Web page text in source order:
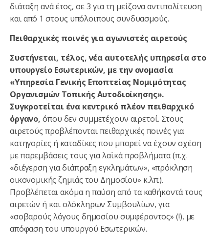
διάταξη ανά έτος, σε 3 για τη μείζονα αντιπολίτευση
και από 1 στους υπόλοιπους συνδυασμούς.
Πειθαρχικές ποινές για αγωνιστές αιρετούς
Συστήνεται, τέλος, νέα αυτοτελής υπηρεσία στο
υπουργείο Εσωτερικών, με την ονομασία
«Υπηρεσία Γενικής Εποπτείας Νομιμότητας
Οργανισμών Τοπικής Αυτοδιοίκησης».
Συγκροτείται ένα κεντρικό πλέον πειθαρχικό
όργανο, όπου δεν συμμετέχουν αιρετοί. Στους
αιρετούς προβλέπονται πειθαρχικές ποινές για
κατηγορίες ή καταδίκες που μπορεί να έχουν σχέση
με παρεμβάσεις τους για λαϊκά προβλήματα (π.χ.
«διέγερση για διάπραξη εγκλημάτων», «πρόκληση
οικονομικής ζημιάς του Δημοσίου» κ.λπ.).
Προβλέπεται ακόμα η παύση από τα καθήκοντά τους
αιρετών ή και ολόκληρων Συμβουλίων, για
«σοβαρούς λόγους δημοσίου συμφέροντος» (!), με
απόφαση του υπουργού Εσωτερικών.